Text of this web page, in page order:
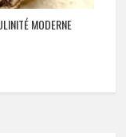
MODERNE